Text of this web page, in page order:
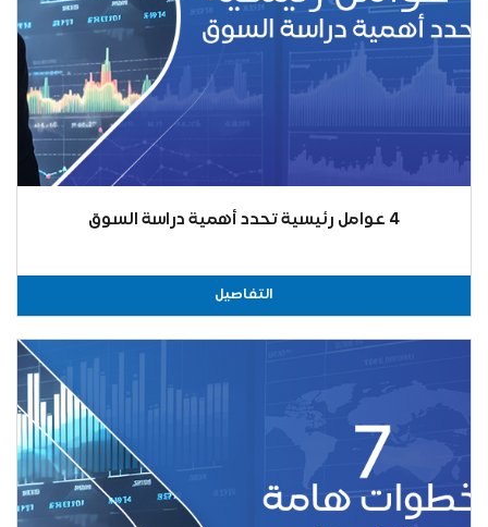
4 عوامل رئيسية تحدد أهمية دراسة السوق
التفاصيل